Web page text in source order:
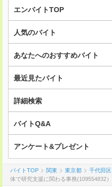
エンバイトTOP
人気のバイト
あなたへのおすすめバイト
最近見たバイト
詳細検索
バイトQ&A
アンケート&プレゼント
バイトTOP 関東 東京都 千代田区
体で研究支援に関わる事務(109554832）